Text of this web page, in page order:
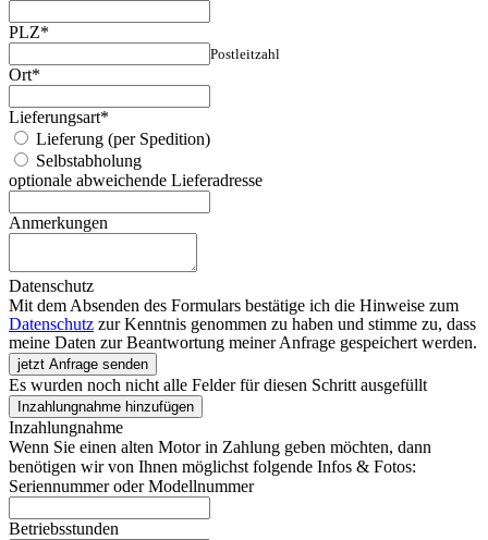
PLZ*
Postleitzahl
Ort*
Lieferungsart*
Lieferung (per Spedition)
Selbstabholung
optionale abweichende Lieferadresse
Anmerkungen
Datenschutz
Mit dem Absenden des Formulars bestätige ich die Hinweise zum
Datenschutz zur Kenntnis genommen zu haben und stimme zu, dass
meine Daten zur Beantwortung meiner Anfrage gespeichert werden.
jetzt Anfrage senden
Es wurden noch nicht alle Felder für diesen Schritt ausgefüllt
Inzahlungnahme hinzufügen
Inzahlungnahme
Wenn Sie einen alten Motor in Zahlung geben möchten, dann
benötigen wir von Ihnen möglichst folgende Infos & Fotos:
Seriennummer oder Modellnummer
Betriebsstunden